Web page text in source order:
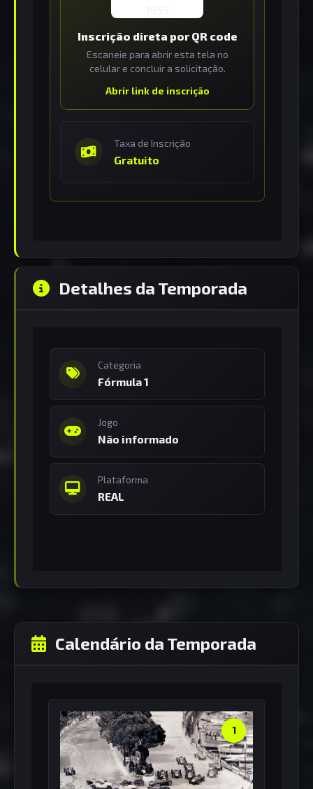
Inscrição direta por QR code
Escaneie para abrir esta tela no
celular e concluir a solicitação.
Abrir link de inscrição
Taxa de Inscrição
Gratuito
Detalhes da Temporada
Categoria
Fórmula 1
Jogo
Não informado
Plataforma
REAL
Calendário da Temporada
1